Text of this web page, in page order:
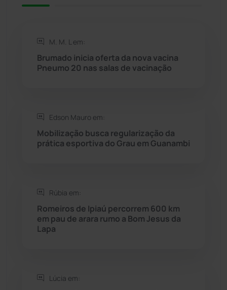
Rio do Pires
Sebastião Laranjeiras
Sudoeste Baiano
Tanhaçu (426)
Tecnologia
M. M. L em:
Brumado inicia oferta da nova vacina
Pneumo 20 nas salas de vacinação
Edson Mauro em:
Mobilização busca regularização da
prática esportiva do Grau em Guanambi
Rúbia em:
Romeiros de Ipiaú percorrem 600 km
em pau de arara rumo a Bom Jesus da
Lapa
Lúcia em: